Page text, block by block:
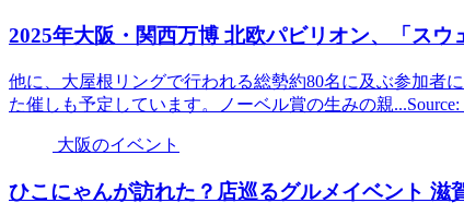
2025年大阪 ・関西万博 北欧パビリオン、「ス
他に、大屋根リングで行われる総勢約80名に及ぶ参加者
た催しも予定しています。ノーベル賞の生みの親
大阪のイベント
ひこにゃんが訪れた？店巡るグルメイベント 滋